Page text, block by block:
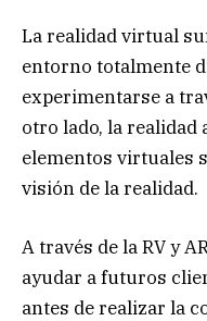
La realidad virtual
entorno totalmente
experimentarse a
otro lado, la realidad
elementos virtuales
visión de la realidad.
A través de la RV y
ayudar a futuros
antes de realizar la